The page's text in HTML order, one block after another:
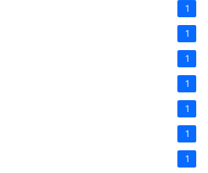
1
1
1
1
1
1
1